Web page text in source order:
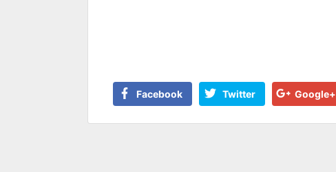
Facebook Twitter Google+